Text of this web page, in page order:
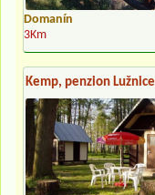
Domanín
3Km
Kemp, penzion Lužnice